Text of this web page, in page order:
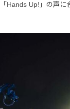
Hands Up!」の声に